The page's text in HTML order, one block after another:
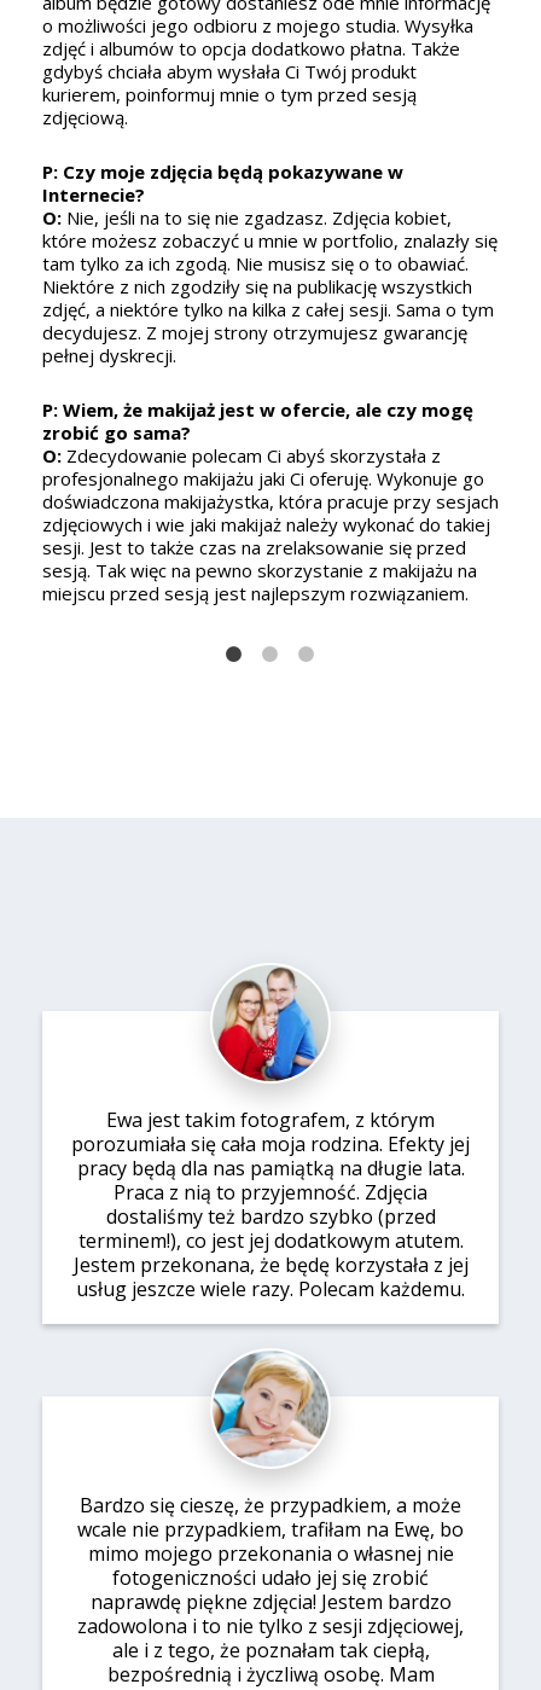
o możliwości jego odbioru z mojego studia. Wysyłka
zdjęć i albumów to opcja dodatkowo płatna. Także
gdybyś chciała abym wysłała Ci Twój produkt
kurierem, poinformuj mnie o tym przed sesją
zdjęciową.
P: Czy moje zdjęcia będą pokazywane w
Internecie?
O: Nie, jeśli na to się nie zgadzasz. Zdjęcia kobiet,
które możesz zobaczyć u mnie w portfolio, znalazły się
tam tylko za ich zgodą. Nie musisz się o to obawiać.
Niektóre z nich zgodziły się na publikację wszystkich
zdjęć, a niektóre tylko na kilka z całej sesji. Sama o tym
decydujesz. Z mojej strony otrzymujesz gwarancję
pełnej dyskrecji.
P: Wiem, że makijaż jest w ofercie, ale czy mogę
zrobić go sama?
O: Zdecydowanie polecam Ci abyś skorzystała z
profesjonalnego makijażu jaki Ci oferuję. Wykonuje go
doświadczona makijażystka, która pracuje przy sesjach
zdjęciowych i wie jaki makijaż należy wykonać do takiej
sesji. Jest to także czas na zrelaksowanie się przed
sesją. Tak więc na pewno skorzystanie z makijażu na
miejscu przed sesją jest najlepszym rozwiązaniem.
Ewa jest takim fotografem, z którym
porozumiała się cała moja rodzina. Efekty jej
pracy będą dla nas pamiątką na długie lata.
Praca z nią to przyjemność. Zdjęcia
dostaliśmy też bardzo szybko (przed
terminem!), co jest jej dodatkowym atutem.
Jestem przekonana, że będę korzystała z jej
usług jeszcze wiele razy. Polecam każdemu.
Bardzo się cieszę, że przypadkiem, a może
wcale nie przypadkiem, trafiłam na Ewę, bo
mimo mojego przekonania o własnej nie
fotogeniczności udało jej się zrobić
naprawdę piękne zdjęcia! Jestem bardzo
zadowolona i to nie tylko z sesji zdjęciowej,
ale i z tego, że poznałam tak ciepłą,
bezpośrednią i życzliwą osobę. Mam